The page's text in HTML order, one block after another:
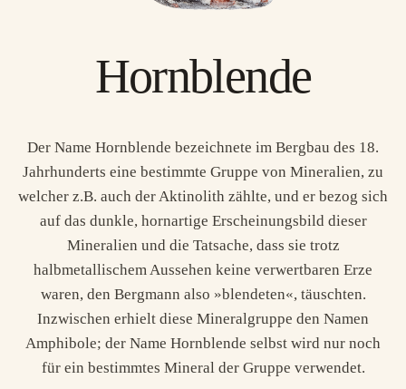
Hornblende
Der Name Hornblende bezeichnete im Bergbau des 18.
Jahrhunderts eine bestimmte Gruppe von Mineralien, zu
welcher z.B. auch der Aktinolith zählte, und er bezog sich
auf das dunkle, hornartige Erscheinungsbild dieser
Mineralien und die Tatsache, dass sie trotz
halbmetallischem Aussehen keine verwertbaren Erze
waren, den Bergmann also »blendeten«, täuschten.
Inzwischen erhielt diese Mineralgruppe den Namen
Amphibole; der Name Hornblende selbst wird nur noch
für ein bestimmtes Mineral der Gruppe verwendet.